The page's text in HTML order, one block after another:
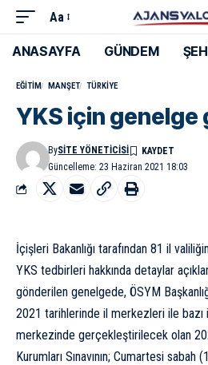
Aa
ANASAYFA GÜNDEM
EĞITIM MANŞET TÜRKIYE
YKS için genelge
Güncelleme: 23 Haziran 2021 18:03
BySITE YÖNETICISI
İçişleri Bakanlığı tarafından 81 il
YKS tedbirleri hakkında detaylar
gönderilen genelgede, ÖSYM
2021 tarihlerinde il merkezleri ile bazı
merkezinde gerçekleştirilecek olan
Kurumları Sınavının; Cumartesi